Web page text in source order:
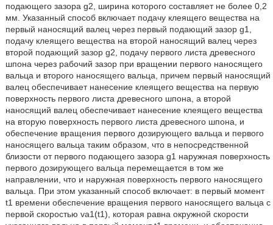
подающего зазора g2, ширина которого составляет не более 0,2
мм. Указанный способ включает подачу клеящего вещества на
первый наносящий валец через первый подающий зазор g1,
подачу клеящего вещества на второй наносящий валец через
второй подающий зазор g2, подачу первого листа древесного
шпона через рабочий зазор при вращении первого наносящего
вальца и второго наносящего вальца, причем первый наносящий
валец обеспечивает нанесение клеящего вещества на первую
поверхность первого листа древесного шпона, а второй
наносящий валец обеспечивает нанесение клеящего вещества
на вторую поверхность первого листа древесного шпона, и
обеспечение вращения первого дозирующего вальца и первого
наносящего вальца таким образом, что в непосредственной
близости от первого подающего зазора g1 наружная поверхность
первого дозирующего вальца перемещается в том же
направлении, что и наружная поверхность первого наносящего
вальца. При этом указанный способ включает: в первый момент
t1 времени обеспечение вращения первого наносящего вальца с
первой скоростью va1(t1), которая равна окружной скорости